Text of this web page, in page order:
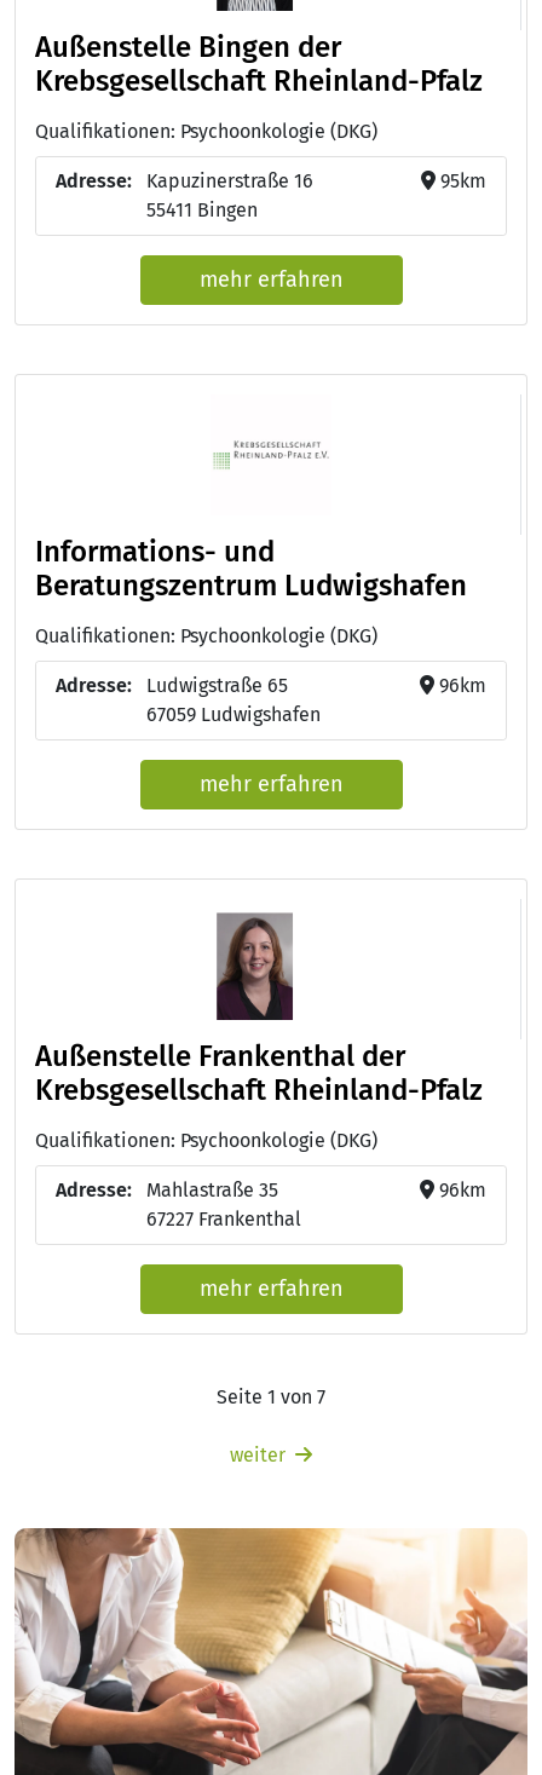
Außenstelle Bingen der
Krebsgesellschaft Rheinland-Pfalz
Qualifikationen: Psychoonkologie (DKG)
Adresse:
Kapuzinerstraße 16
55411 Bingen
95km
mehr erfahren
Informations- und
Beratungszentrum Ludwigshafen
Qualifikationen: Psychoonkologie (DKG)
Adresse:
Ludwigstraße 65
67059 Ludwigshafen
96km
mehr erfahren
Außenstelle Frankenthal der
Krebsgesellschaft Rheinland-Pfalz
Qualifikationen: Psychoonkologie (DKG)
Adresse:
Mahlastraße 35
67227 Frankenthal
96km
mehr erfahren
Seite 1 von 7
weiter